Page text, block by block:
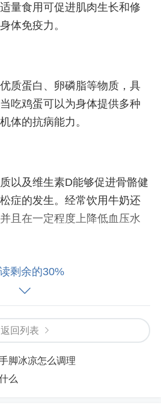
量食用可促进肌肉生长和修
体免疫力。
质蛋白、卵磷脂等物质，具
吃鸡蛋可以为身体提供多种
体的抗病能力。
以及维生素D能够促进骨骼健
症的发生。经常饮用牛奶还
且在一定程度上降低血压水
及叶酸等多种矿物质成分，
增强记忆力，对智力的发展
剩余的30%
返回列表
脚冰凉怎么调理
么